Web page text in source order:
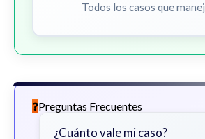
Todos los casos que
Preguntas Frecuentes
¿Cuánto vale mi caso?